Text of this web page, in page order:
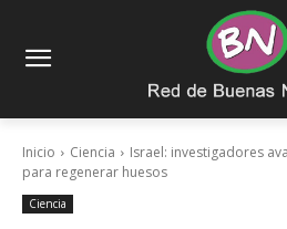
Inicio Ciencia
Israel: investigadores
para regenerar huesos
Ciencia